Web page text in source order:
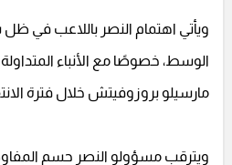
ويأتي اهتمام النصر باللاعب في
الوسط، خصوصًا مع الأنباء
مارسيلو بروزوفيتش خلال فترة
ويترقب مسؤولو النصر حسم